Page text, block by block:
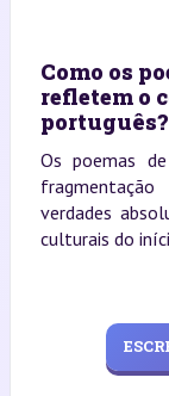
Como os
refletem o
português?
Os poemas
verdades
culturais do